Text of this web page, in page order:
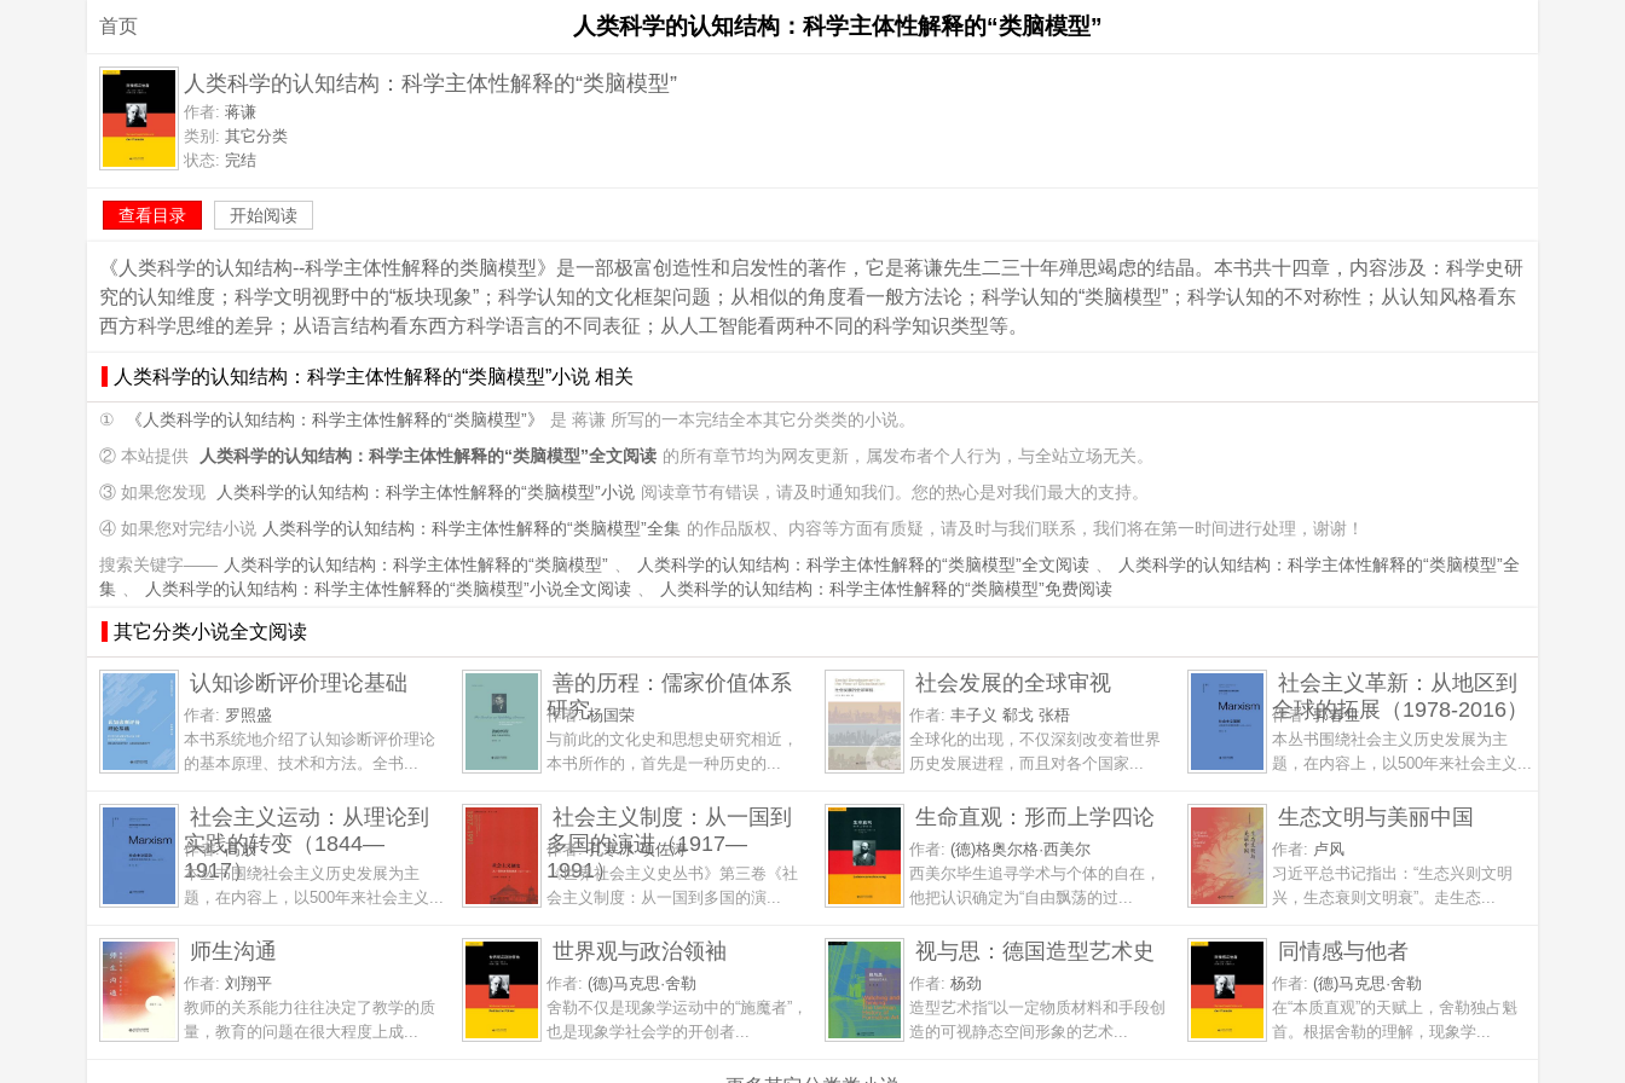
首页 人类科学的认知结构：科学主体性解释的“类脑模型”
人类科学的认知结构：科学主体性解释的“类脑模型”
作者: 蒋谦
类别: 其它分类
状态: 完结
查看目录 开始阅读
《人类科学的认知结构--科学主体性解释的类脑模型》是一部极富创造性和启发性的著作，它是蒋谦先生二三十年殚思竭虑的结晶。本书共十四章，内容涉及：科学史研
究的认知维度；科学文明视野中的“板块现象”；科学认知的文化框架问题；从相似的角度看一般方法论；科学认知的“类脑模型”；科学认知的不对称性；从认知风格看东
西方科学思维的差异；从语言结构看东西方科学语言的不同表征；从人工智能看两种不同的科学知识类型等。
人类科学的认知结构：科学主体性解释的“类脑模型”小说 相关
① 《人类科学的认知结构：科学主体性解释的“类脑模型”》
是 蒋谦 所写的一本完结全本其它分类类的小说。
② 本站提供
人类科学的认知结构：科学主体性解释的“类脑模型”全文阅读 的所有章节均为网友更新，属发布者个人行为，与全站立场无关。
③ 如果您发现
人类科学的认知结构：科学主体性解释的“类脑模型”小说 阅读章节有错误，请及时通知我们。您的热心是对我们最大的支持。
④ 如果您对完结小说 人类科学的认知结构：科学主体性解释的“类脑模型”全集 的作品版权、内容等方面有质疑，请及时与我们联系，我们将在第一时间进行处理，谢谢！
搜索关键字—— 人类科学的认知结构：科学主体性解释的“类脑模型” 、 人类科学的认知结构：科学主体性解释的“类脑模型”全文阅读 、
人类科学的认知结构：科学主体性解释的“类脑模型”全
集 、 人类科学的认知结构：科学主体性解释的“类脑模型”小说全文阅读 、 人类科学的认知结构：科学主体性解释的“类脑模型”免费阅读
其它分类小说全文阅读
认知诊断评价理论基础
作者: 罗照盛
本书系统地介绍了认知诊断评价理论
的基本原理、技术和方法。全书...
善的历程：儒家价值体系
研究
作者:杨国荣
与前此的文化史和思想史研究相近，
本书所作的，首先是一种历史的...
社会发展的全球审视
作者: 丰子义 郗戈 张梧
全球化的出现，不仅深刻改变着世界
历史发展进程，而且对各个国家...
社会主义革新：从地区到
全球的拓展（1978-2016）
作者:郭春生
本丛书围绕社会主义历史发展为主
题，在内容上，以500年来社会主义...
社会主义运动：从理论到
实践的转变（1844—
1917）
作者:高放
本丛书围绕社会主义历史发展为主
题，在内容上，以500年来社会主义...
社会主义制度：从一国到
多国的演进（1917—
1991）
作者:孔寒冰 项佐涛
《世界社会主义史丛书》第三卷《社
会主义制度：从一国到多国的演...
生命直观：形而上学四论
作者: (德)格奥尔格·西美尔
西美尔毕生追寻学术与个体的自在，
他把认识确定为“自由飘荡的过...
生态文明与美丽中国
作者: 卢风
习近平总书记指出：“生态兴则文明
兴，生态衰则文明衰”。走生态...
师生沟通
作者: 刘翔平
教师的关系能力往往决定了教学的质
量，教育的问题在很大程度上成...
世界观与政治领袖
作者: (德)马克思·舍勒
舍勒不仅是现象学运动中的“施魔者”，
也是现象学社会学的开创者...
视与思：德国造型艺术史
作者: 杨劲
造型艺术指“以一定物质材料和手段创
造的可视静态空间形象的艺术...
同情感与他者
作者: (德)马克思·舍勒
在“本质直观”的天赋上，舍勒独占魁
首。根据舍勒的理解，现象学...